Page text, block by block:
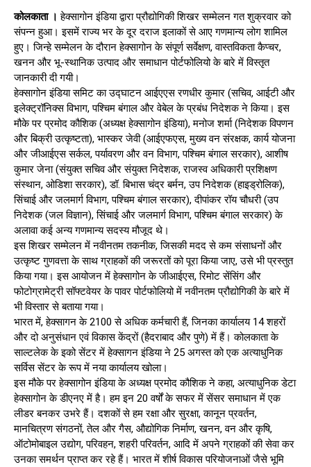
कोलकाता । हेक्सागोन इंडिया द्वारा प्रौद्योगिकी शिखर सम्मेलन गत शुक्रवार को
संपन्न हुआ। इसमें राज्य भर के दूर दराज इलाकों से आए गणमान्य लोग शामिल
हुए। जिन्हे सम्मेलन के दौरान हेक्सागोन के संपूर्ण सर्वेक्षण, वास्तविकता कैप्चर,
खनन और भू-स्थानिक उत्पाद और समाधान पोर्टफोलियो के बारे में विस्तृत
जानकारी दी गयी।
हेक्सागोन इंडिया समिट का उद्घाटन आईएएस रणधीर कुमार (सचिव, आईटी और
इलेक्ट्रॉनिक्स विभाग, पश्चिम बंगाल और वेबेल के प्रबंध निदेशक ने किया। इस
मौके पर प्रमोद कौशिक (अध्यक्ष हेक्सागोन इंडिया), मनोज शर्मा (निदेशक विपणन
और बिक्री उत्कृष्टता), भास्कर जेवी (आईएफएस, मुख्य वन संरक्षक, कार्य योजना
और जीआईएस सर्कल, पर्यावरण और वन विभाग, पश्चिम बंगाल सरकार), आशीष
कुमार जेना (संयुक्त सचिव और संयुक्त निदेशक, राजस्व अधिकारी प्रशिक्षण
संस्थान, ओडिशा सरकार), डॉ. बिभास चंद्र बर्मन, उप निदेशक (हाइड्रोलिक),
सिंचाई और जलमार्ग विभाग, पश्चिम बंगाल सरकार), दीपांकर रॉय चौधरी (उप
निदेशक (जल विज्ञान), सिंचाई और जलमार्ग विभाग, पश्चिम बंगाल सरकार) के
अलावा कई अन्य गणमान्य सदस्य मौजूद थे।
इस शिखर सम्मेलन में नवीनतम तकनीक, जिसकी मदद से कम संसाधनों और
उत्कृष्ट गुणवत्ता के साथ ग्राहकों की जरूरतों को पूरा किया जाए, उसे भी प्रस्तुत
किया गया। इस आयोजन में हेक्सागोन के जीआईएस, रिमोट सेंसिंग और
फोटोग्रामेट्री सॉफ्टवेयर के पावर पोर्टफोलियो में नवीनतम प्रौद्योगिकी के बारे में
भी विस्तार से बताया गया।
भारत में, हेक्सागन के 2100 से अधिक कर्मचारी हैं, जिनका कार्यालय 14 शहरों
और दो अनुसंधान एवं विकास केंद्रों (हैदराबाद और पुणे) में हैं। कोलकाता के
साल्टलेक के इको सेंटर में हेक्सागन इंडिया ने 25 अगस्त को एक अत्याधुनिक
सर्विस सेंटर के रूप में नया कार्यालय खोला।
इस मौके पर हेक्सागोन इंडिया के अध्यक्ष प्रमोद कौशिक ने कहा, अत्याधुनिक डेटा
हेक्सागोन के डीएनए में है। हम इन 20 वर्षों के सफर में सेंसर समाधान में एक
लीडर बनकर उभरे हैं। दशकों से हम रक्षा और सुरक्षा, कानून प्रवर्तन,
मानचित्रण संगठनों, तेल और गैस, औद्योगिक निर्माण, खनन, वन और कृषि,
ऑटोमोबाइल उद्योग, परिवहन, शहरी परिवर्तन, आदि में अपने ग्राहकों की सेवा कर
उनका समर्थन प्राप्त कर रहे हैं। भारत में शीर्ष विकास परियोजनाओं जैसे भूमि